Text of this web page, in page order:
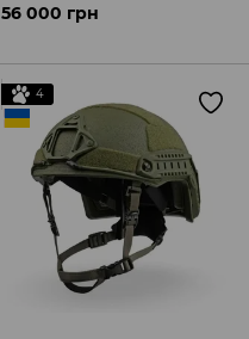
56 000 грн
4